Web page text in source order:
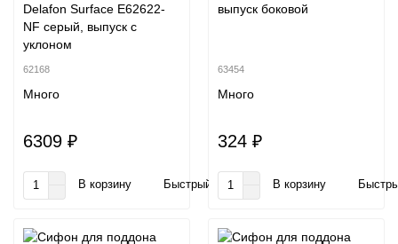
Delafon Surface E62622-
NF серый, выпуск с
уклоном
62168
Много
6309 ₽
В корзину Быстрый заказ
выпуск боковой
63454
Много
324 ₽
В корзину